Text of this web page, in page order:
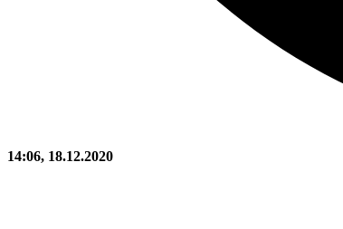
14:06, 18.12.2020